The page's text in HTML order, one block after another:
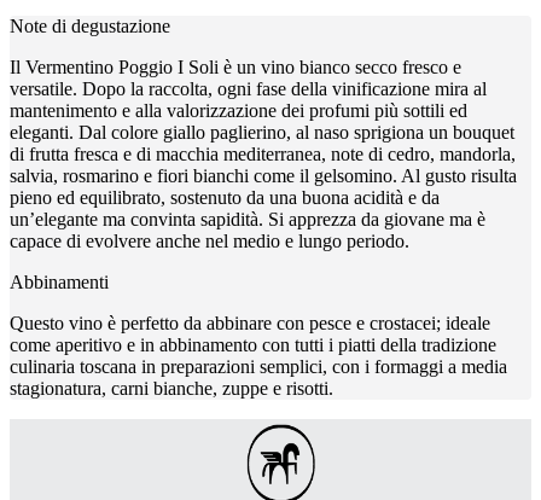
Note di degustazione
Il Vermentino Poggio I Soli è un vino bianco secco fresco e
versatile. Dopo la raccolta, ogni fase della vinificazione mira al
mantenimento e alla valorizzazione dei profumi più sottili ed
eleganti. Dal colore giallo paglierino, al naso sprigiona un bouquet
di frutta fresca e di macchia mediterranea, note di cedro, mandorla,
salvia, rosmarino e fiori bianchi come il gelsomino. Al gusto risulta
pieno ed equilibrato, sostenuto da una buona acidità e da
un’elegante ma convinta sapidità. Si apprezza da giovane ma è
capace di evolvere anche nel medio e lungo periodo.
Abbinamenti
Questo vino è perfetto da abbinare con pesce e crostacei; ideale
come aperitivo e in abbinamento con tutti i piatti della tradizione
culinaria toscana in preparazioni semplici, con i formaggi a media
stagionatura, carni bianche, zuppe e risotti.